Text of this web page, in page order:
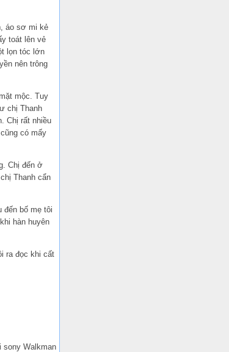
áo sơ mi kẻ
toát lên vẻ
lọn tóc lớn
nên trông
mộc. Tuy
chị Thanh
Chị rất nhiều
có mấy
Chị đến ở
Thanh cẩn
đến bố mẹ tôi
hàn huyên
ra đọc khi cất
sony Walkman